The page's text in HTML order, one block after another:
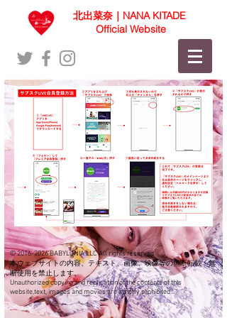
北出菜奈｜NANA KITADE
Official Website
©2016-2026BABYLONIA LLC All rights reserved.
本ウェブサイトの内容、テキスト、画像、映像等の無断転載・無
断使用を禁止します。
Unauthorized copying and replication of the contents of this
website,text, images and movies are strictly prohibited.